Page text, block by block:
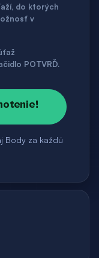
do ktorých
v
POTVRĎ.
Body za každú